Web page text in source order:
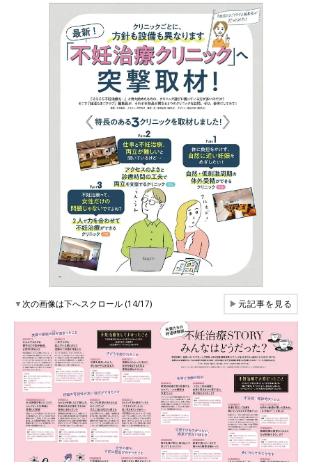
▼次の画像は下へスクロール (14/17) ▶元記事を見る